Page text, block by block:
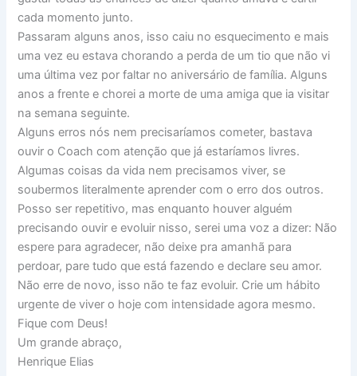
cada momento junto.
Passaram alguns anos, isso caiu no esquecimento e mais
uma vez eu estava chorando a perda de um tio que não vi
uma última vez por faltar no aniversário de família. Alguns
anos a frente e chorei a morte de uma amiga que ia visitar
na semana seguinte.
Alguns erros nós nem precisaríamos cometer, bastava
ouvir o Coach com atenção que já estaríamos livres.
Algumas coisas da vida nem precisamos viver, se
soubermos literalmente aprender com o erro dos outros.
Posso ser repetitivo, mas enquanto houver alguém
precisando ouvir e evoluir nisso, serei uma voz a dizer: Não
espere para agradecer, não deixe pra amanhã para
perdoar, pare tudo que está fazendo e declare seu amor.
Não erre de novo, isso não te faz evoluir. Crie um hábito
urgente de viver o hoje com intensidade agora mesmo.
Fique com Deus!
Um grande abraço,
Henrique Elias